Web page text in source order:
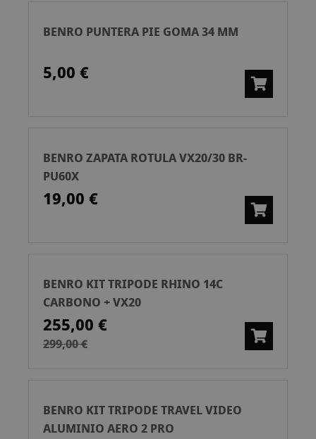
BENRO PUNTERA PIE GOMA 34 MM
5,00 €
BENRO ZAPATA ROTULA VX20/30 BR-
PU60X
19,00 €
BENRO KIT TRIPODE RHINO 14C
CARBONO + VX20
255,00 €
299,00 €
BENRO KIT TRIPODE TRAVEL VIDEO
ALUMINIO AERO 2 PRO